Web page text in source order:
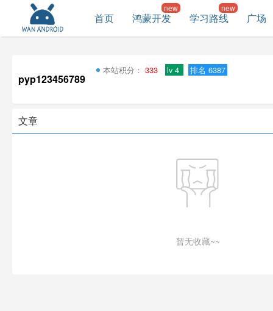
首页 鸿蒙开发 学习路线 广场
pyp123456789
本站积分： 333 lv 4 排名 6387
文章
暂无收藏~~